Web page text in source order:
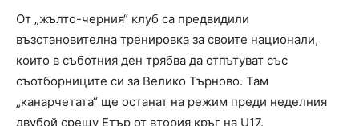
От „жълто-черния“ клуб са предвидили
възстановителна тренировка за своите национали,
които в съботния ден трябва да отпътуват със
съотборниците си за Велико Търново. Там
„канарчетата“ ще останат на режим преди неделния
двубой срещу Етър от втория кръг на U17.